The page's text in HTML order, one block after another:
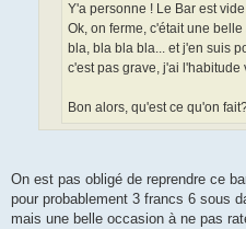
Y'a personne ! Le Bar est
Ok, on ferme, c'était une
bla, bla bla bla... et j'en suis
c'est pas grave, j'ai
Bon alors, qu'est ce qu'on
On est pas obligé de reprendre ce
pour probablement 3 francs 6 sous
mais une belle occasion à ne pas